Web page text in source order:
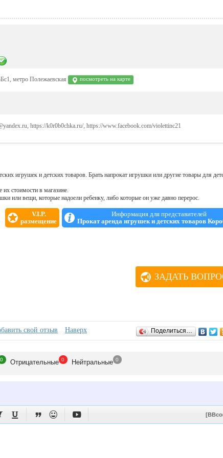
метро Полежаевская посмотреть на карте
https://k0r0b0chka.ru/, https://www.facebook.com/violettinc21
игрушек и детских товаров. Брать напрокат игрушки или другие товары для
их стоимости в магазине.
или вещи, которые надоели ребенку, либо которые он уже давно перерос.
V.I.P.
размещение
Информация для представителей
Прокат аренда игрушек и детских товаров
ЗАДАТЬ
свой отзыв Наверх Поделиться…
0 Отрицательные 0 Нейтральные 0
   